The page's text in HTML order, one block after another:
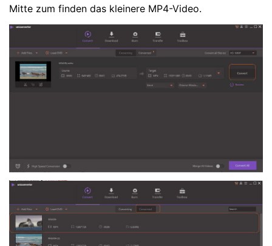
Mitte zum finden das kleinere MP4-Video.